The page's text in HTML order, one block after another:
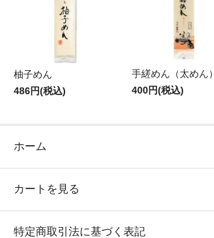
柚子めん
486円(税込)
手縒めん（太めん）
400円(税込)
ホーム
カートを見る
特定商取引法に基づく表記